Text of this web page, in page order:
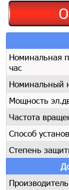
Номинальная
час
Номинальный
Мощность
Частота
Способ
Степень
Производитель